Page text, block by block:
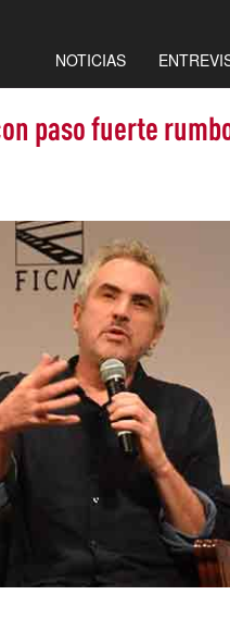
NOTICIAS
paso fuerte